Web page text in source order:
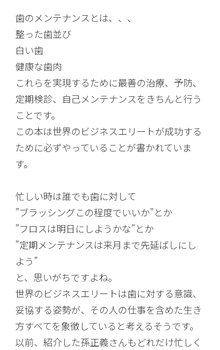
歯のメンテナンスとは、、、
整った歯並び
白い歯
健康な歯肉
これらを実現するために最善の治療、予防、
定期検診、自己メンテナンスをきちんと行う
ことです。
この本は世界のビジネスエリートが成功する
ために必ずやっていることが書かれていま
す。
忙しい時は誰でも歯に対して
”ブラッシングこの程度でいいか”とか
”フロスは明日にしようかな”とか
”定期メンテナンスは来月まで先延ばしにし
よう”
と、思いがちですよね。
世界のビジネスエリートは歯に対する意識、
妥協する姿勢が、その人の仕事を含めた生き
方すべてを象徴していると考えるそうです。
以前、紹介した孫正義さんもどれだけ忙しく